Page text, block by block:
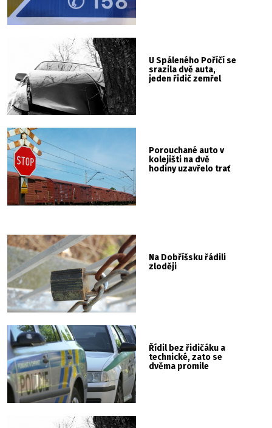
U Spáleného Poříčí se
srazila dvě auta,
jeden řidič zemřel
Porouchané auto v
kolejišti na dvě
hodiny uzavřelo trať
Na Dobříšsku řádili
zloději
Řídil bez řidičáku a
technické, zato se
dvěma promile